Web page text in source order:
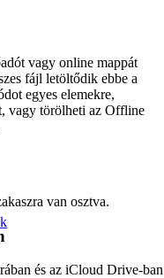
vagy online mappát
fájl letöltődik ebbe a
egyes elemekre,
vagy törölheti az Offline
van osztva.
és az iCloud Drive-ban